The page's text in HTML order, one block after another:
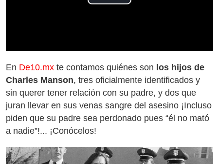
Play
En De10.mx te contamos quiénes son los hijos de
Charles Manson, tres oficialmente identificados y
sin querer tener relación con su padre, y dos que
juran llevar en sus venas sangre del asesino ¡Incluso
piden que su padre sea perdonado pues “él no mató
a nadie”!... ¡Conócelos!